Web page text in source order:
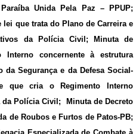
Unida Pela Paz – PPUP;
que trata do Plano de Carreira e
da Polícia Civil; Minuta de
concernente à estrutura
da Segurança e da Defesa Social-
que cria o Regimento Interno
Polícia Civil; Minuta de Decreto
de Roubos e Furtos de Patos-PB;